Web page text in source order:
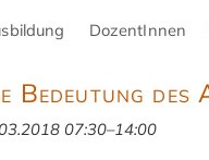
DozentInnen
Bedeutung des
07:30–14:00